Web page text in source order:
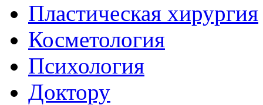
Пластическая хирургия
Косметология
Психология
Доктору